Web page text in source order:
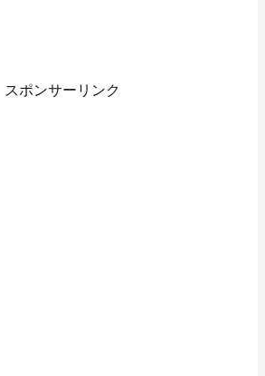
スポンサーリンク